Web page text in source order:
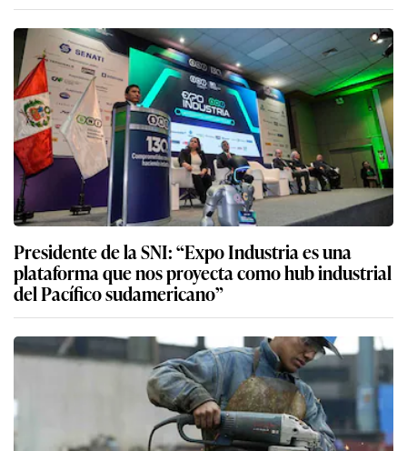
Presidente de la SNI: “Expo Industria es una
plataforma que nos proyecta como hub industrial
del Pacífico sudamericano”